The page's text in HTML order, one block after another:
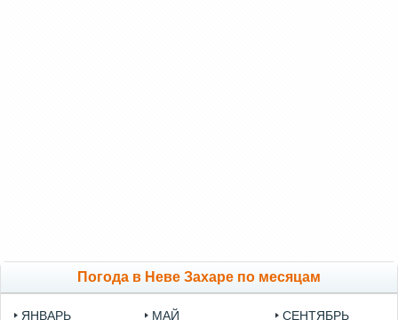
Погода в Неве Захаре по месяцам
ЯНВАРЬ
МАЙ
СЕНТЯБРЬ